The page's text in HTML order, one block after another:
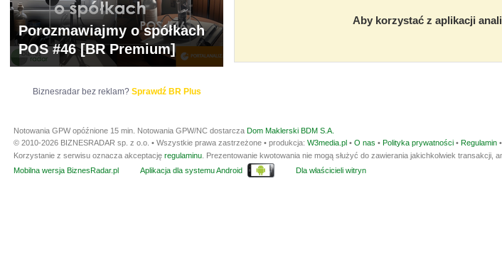
Aby korzystać z aplikacji
Porozmawiajmy o spółkach
POS #46 [BR Premium]
Biznesradar bez reklam? Sprawdź BR Plus
Notowania GPW opóźnione 15 min. Notowania GPW/NC dostarcza Dom Maklerski BDM S.A.
© 2010-2026 BIZNESRADAR sp. z o.o. • Wszystkie prawa zastrzeżone • produkcja: W3media.pl • O nas • Polityka prywatności • Regulamin •
Korzystanie z serwisu oznacza akceptację regulaminu . Prezentowanie kwotowania nie mogą służyć do zawierania jakichkolwiek transakcji,
Mobilna wersja BiznesRadar.pl
Aplikacja dla systemu Android Dla właścicieli witryn